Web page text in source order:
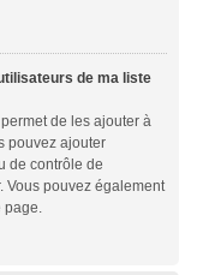
de ma liste
de les ajouter à
pouvez ajouter
de contrôle de
Vous pouvez également
page.